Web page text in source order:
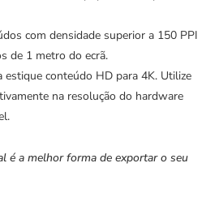
com densidade superior a 150 PPI
de 1 metro do ecrã.
na resolução do hardware
é a melhor forma de exportar o seu